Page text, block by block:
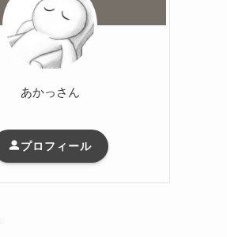
あかっさん
プロフィール